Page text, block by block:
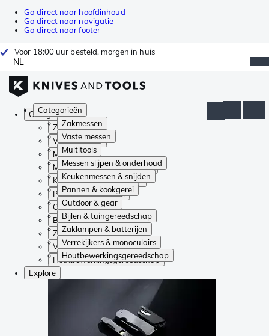
Ga direct naar hoofdinhoud
Ga direct naar navigatie
Ga direct naar footer
Voor 18:00 uur besteld, morgen in huis
NL
Categorieën
Zakmessen
Vaste messen
Multitools
Messen slijpen & onderhoud
Keukenmessen & snijden
Pannen & kookgerei
Outdoor & gear
Bijlen & tuingereedschap
Zaklampen & batterijen
Verrekijkers & monoculairs
Houtbewerkingsgereedschap
Categorieën
Zakmessen
Vaste messen
Multitools
Messen slijpen & onderhoud
Keukenmessen & snijden
Pannen & kookgerei
Outdoor & gear
Bijlen & tuingereedschap
Zaklampen & batterijen
Verrekijkers & monoculairs
Houtbewerkingsgereedschap
Explore